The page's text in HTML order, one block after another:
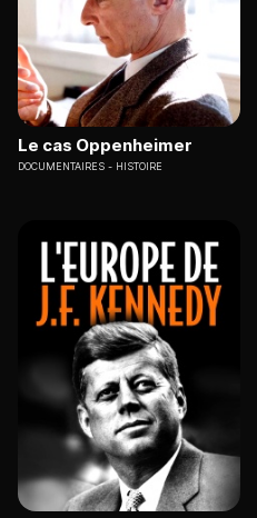
Le cas Oppenheimer
DOCUMENTAIRES HISTOIRE